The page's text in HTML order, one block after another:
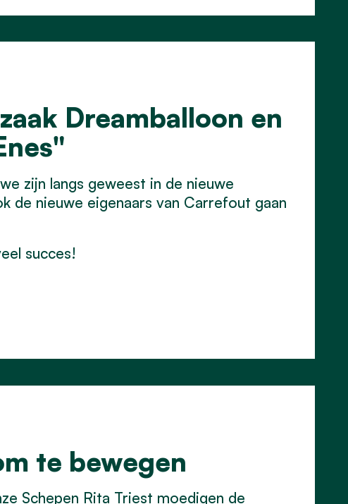
Dreamballoon en
zijn langs geweest in de nieuwe
de nieuwe eigenaars van Carrefout gaan
succes!
te bewegen
Schepen Rita Triest moedigen de